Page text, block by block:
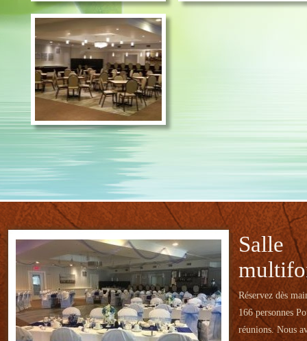
Salle
Réservez dès
166 personnes
réunions. Nous